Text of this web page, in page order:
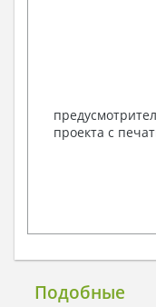
проекта с
Подобные